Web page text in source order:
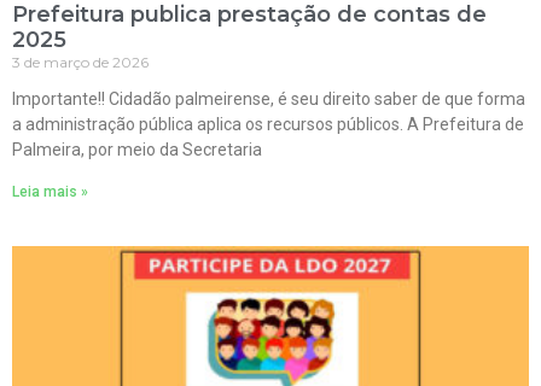
Prefeitura publica prestação de contas de
2025
3 de março de 2026
Importante!! Cidadão palmeirense, é seu direito saber de que forma
a administração pública aplica os recursos públicos. A Prefeitura de
Palmeira, por meio da Secretaria
Leia mais »